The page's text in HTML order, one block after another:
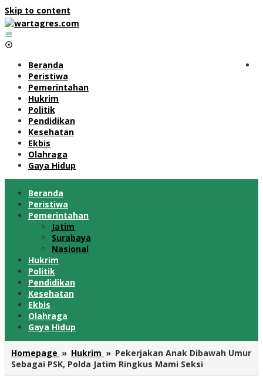
Skip to content
Beranda
Peristiwa
Pemerintahan
Hukrim
Politik
Pendidikan
Kesehatan
Ekbis
Olahraga
Gaya Hidup
Beranda
Peristiwa
Pemerintahan
Jatim
Surabaya
Nasional
Hukrim
Politik
Pendidikan
Kesehatan
Ekbis
Olahraga
Gaya Hidup
Homepage » Hukrim » Pekerjakan Anak Dibawah Umur
Sebagai PSK, Polda Jatim Ringkus Mami Seksi